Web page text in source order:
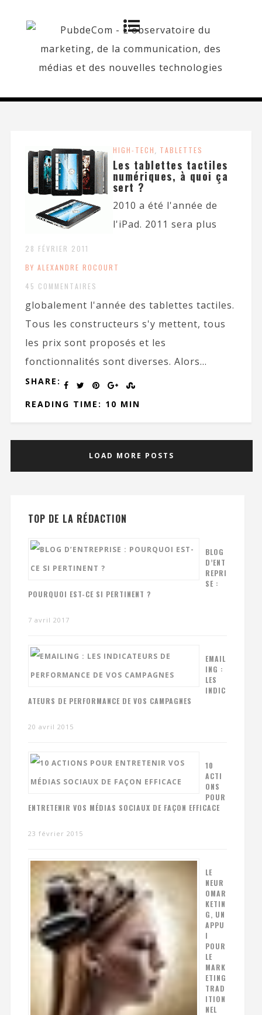
HIGH-TECH, TABLETTES
Les tablettes tactiles
numériques, à quoi ça
sert ?
28 FÉVRIER 2011
BY ALEXANDRE ROCOURT
45 COMMENTAIRES
2010 a été l'année de
l'iPad. 2011 sera plus
globalement l'année des tablettes tactiles.
Tous les constructeurs s'y mettent, tous
les prix sont proposés et les
fonctionnalités sont diverses. Alors...
SHARE:
READING TIME: 10 MIN
LOAD MORE POSTS
TOP DE LA RÉDACTION
BLOG
D’ENT
REPRI
SE :
POURQUOI EST-CE SI PERTINENT ?
7 avril 2017
EMAIL
ING :
LES
INDIC
ATEURS DE PERFORMANCE DE VOS CAMPAGNES
20 avril 2015
10
ACTI
ONS
POUR
ENTRETENIR VOS MÉDIAS SOCIAUX DE FAÇON EFFICACE
23 février 2015
LE
NEUR
OMAR
KETIN
G, UN
APPU
I
POUR
LE
MARK
ETING
TRAD
ITION
NEL